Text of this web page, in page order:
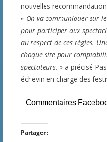
nouvelles
« On va communiquer sur
pour participer aux
au respect de ces règles.
chaque site pour
spectateurs. » a précisé
échevin en charge des
Commentaires
Partager :